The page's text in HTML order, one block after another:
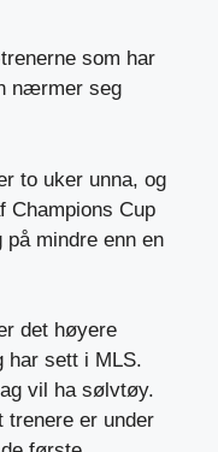
som har
nærmer seg
to uker unna, og
Champions Cup
mindre enn en
det høyere
har sett i MLS.
vil ha sølvtøy.
trenere er under